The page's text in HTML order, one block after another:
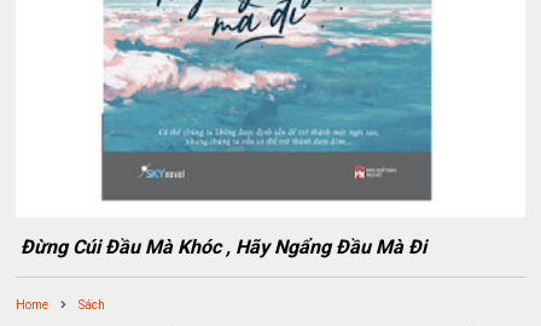
Đừng Cúi Đầu Mà Khóc , Hãy Ngẩng Đầu Mà Đi
Home Sách